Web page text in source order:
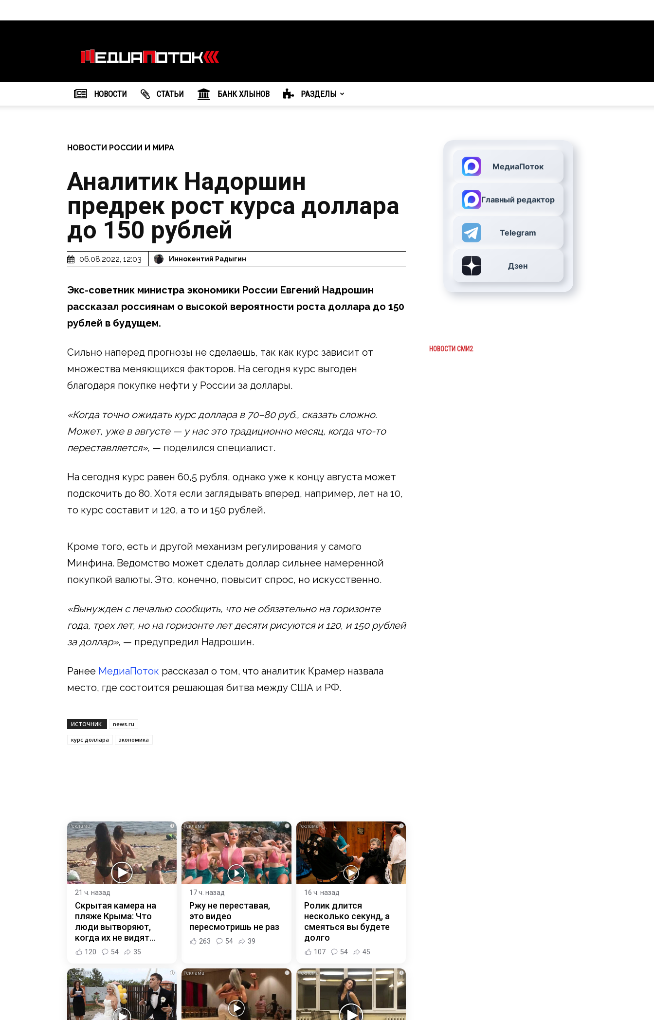
агентство
"МедиаПоток"
НОВОСТИ CТАТЬИ БАНК ХЛЫНОВ РАЗДЕЛЫ
НОВОСТИ РОССИИ И МИРА
Аналитик Надоршин
предрек рост курса доллара
до 150 рублей
06.08.2022, 12:03 Иннокентий Радыгин
Экс-советник министра экономики России Евгений Надрошин
рассказал россиянам о высокой вероятности роста доллара до 150
рублей в будущем.
Сильно наперед прогнозы не сделаешь, так как курс зависит от
множества меняющихся факторов. На сегодня курс выгоден
благодаря покупке нефти у России за доллары.
«Когда точно ожидать курс доллара в 70–80 руб., сказать сложно.
Может, уже в августе — у нас это традиционно месяц, когда что-то
переставляется», — поделился специалист.
На сегодня курс равен 60,5 рубля, однако уже к концу августа может
подскочить до 80. Хотя если заглядывать вперед, например, лет на 10,
то курс составит и 120, а то и 150 рублей.
Кроме того, есть и другой механизм регулирования у самого
Минфина. Ведомство может сделать доллар сильнее намеренной
покупкой валюты. Это, конечно, повысит спрос, но искусственно.
«Вынужден с печалью сообщить, что не обязательно на горизонте
года, трех лет, но на горизонте лет десяти рисуются и 120, и 150 рублей
за доллар», — предупредил Надрошин.
Ранее МедиаПоток рассказал о том, что аналитик Крамер назвала
место, где состоится решающая битва между США и РФ.
ИСТОЧНИК news.ru
курс доллара экономика
i
21 ч. назад
Скрытая камера на
пляже Крыма: Что
люди вытворяют,
когда их не видят...
120 54 35
i
17 ч. назад
Ржу не переставая,
это видео
пересмотришь не раз
263 54 39
i
16 ч. назад
Ролик длится
несколько секунд, а
смеяться вы будете
долго
107 54 45
i i i
МедиаПоток
Главный редактор
Telegram
Дзен
НОВОСТИ СМИ2